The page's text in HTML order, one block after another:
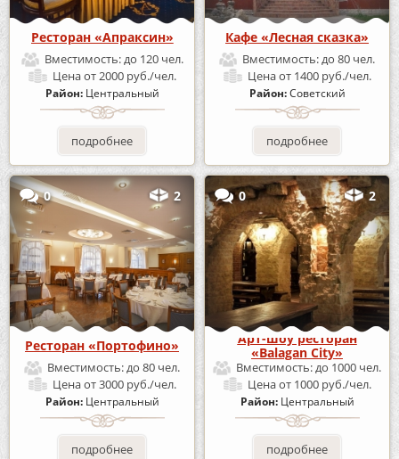
Ресторан «Апраксин»
Вместимость:до 120 чел.
Ценаот 2000 руб./чел.
Район: Центральный
подробнее
Кафе «Лесная сказка»
Вместимость:до 80 чел.
Ценаот 1400 руб./чел.
Район:Советский
подробнее
0 2
Ресторан «Портофино»
Вместимость:до 80 чел.
Ценаот 3000 руб./чел.
Район: Центральный
подробнее
0 2
Арт-шоу ресторан
«Balagan City»
Вместимость:до 1000 чел.
Ценаот 1000 руб./чел.
Район: Центральный
подробнее